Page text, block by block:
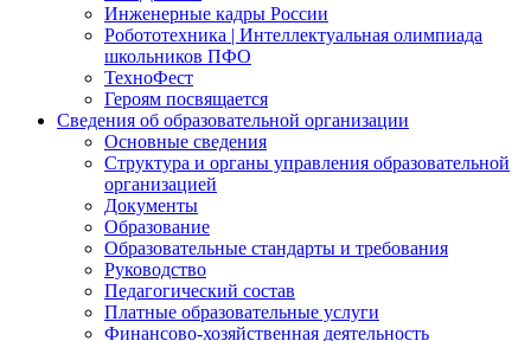
Инженерные кадры России
Робототехника | Интеллектуальная олимпиада
школьников ПФО
ТехноФест
Героям посвящается
Сведения об образовательной организации
Основные сведения
Структура и органы управления образовательной
организацией
Документы
Образование
Образовательные стандарты и требования
Руководство
Педагогический состав
Платные образовательные услуги
Финансово-хозяйственная деятельность